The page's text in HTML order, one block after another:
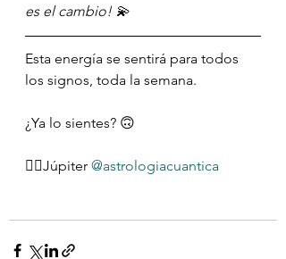
es el cambio! 💫
Esta energía se sentirá para todos
los signos, toda la semana.
¿Ya lo sientes? 🙃
✍🏻Júpiter @astrologiacuantica